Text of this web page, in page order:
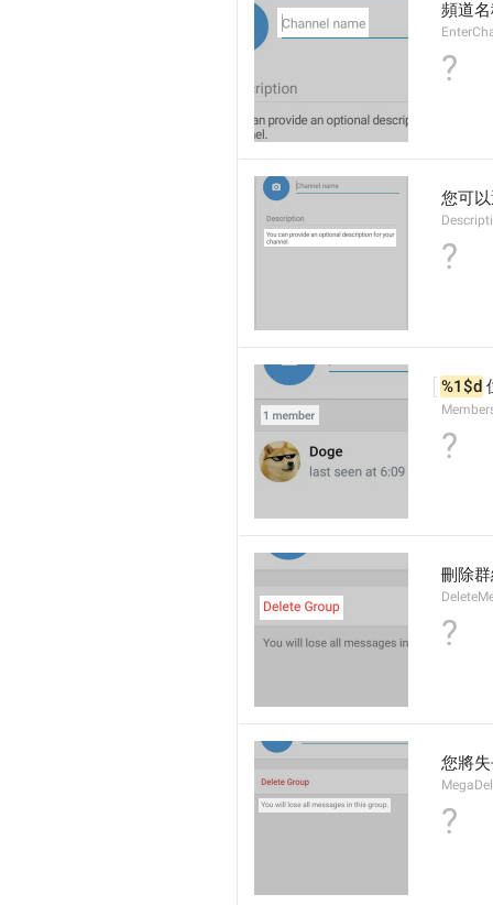
頻道
?
您可
?
%1$d
?
刪除
?
您將
?